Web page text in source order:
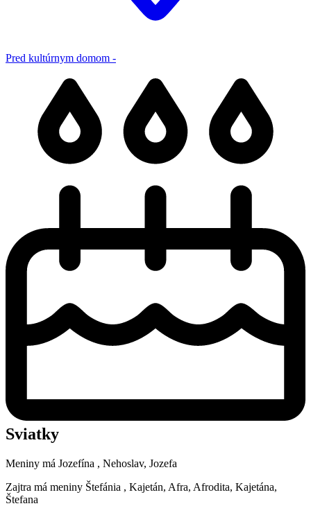
Pred kultúrnym domom -
Sviatky
Meniny má Jozefína , Nehoslav, Jozefa
Zajtra má meniny Štefánia , Kajetán, Afra, Afrodita, Kajetána,
Štefana